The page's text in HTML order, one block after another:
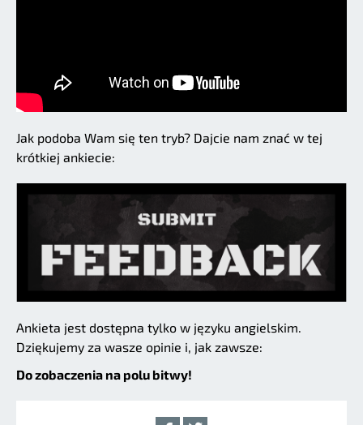
Jak podoba Wam się ten tryb? Dajcie nam znać w tej
krótkiej ankiecie:
Ankieta jest dostępna tylko w języku angielskim.
Dziękujemy za wasze opinie i, jak zawsze:
Do zobaczenia na polu bitwy!